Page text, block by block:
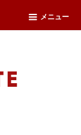
メニュー